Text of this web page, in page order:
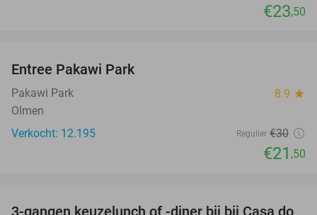
€23,50
Entree Pakawi Park
Pakawi Park 8.9 star
Olmen
Verkocht: 12.195
Regulier €30
€21 ,50
3-gangen keuzelunch of -diner bij bij Casa do